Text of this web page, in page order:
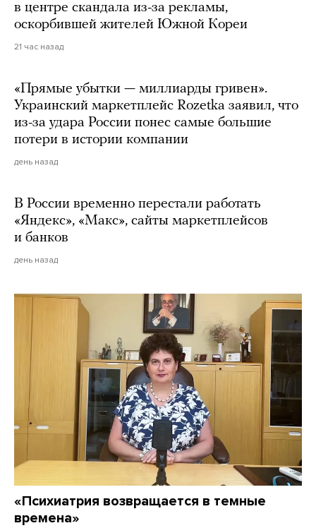
в центре скандала из-за рекламы,
оскорбившей жителей Южной Кореи
21 час назад
«Прямые убытки — миллиарды гривен».
Украинский маркетплейс Rozetka заявил, что
из-за удара России понес самые большие
потери в истории компании
день назад
В России временно перестали работать
«Яндекс», «Макс», сайты маркетплейсов
и банков
день назад
«Психиатрия возвращается в темные
времена»